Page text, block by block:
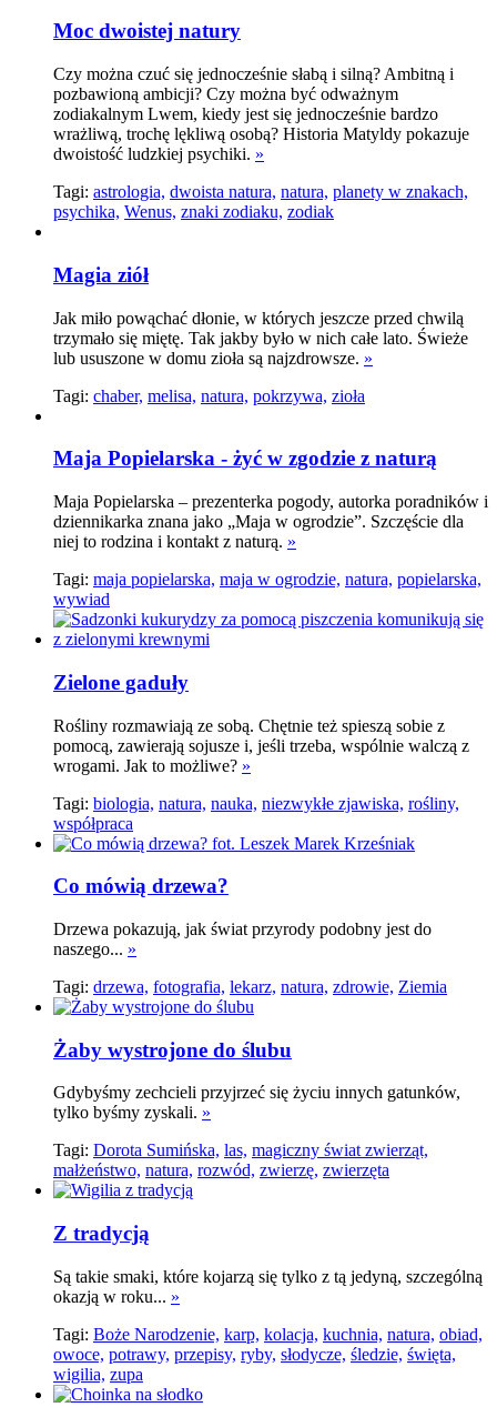
Moc dwoistej natury
Czy można czuć się jednocześnie słabą i silną? Ambitną i
pozbawioną ambicji? Czy można być odważnym
zodiakalnym Lwem, kiedy jest się jednocześnie bardzo
wrażliwą, trochę lękliwą osobą? Historia Matyldy pokazuje
dwoistość ludzkiej psychiki. »
Tagi: astrologia, dwoista natura, natura, planety w znakach,
psychika, Wenus, znaki zodiaku, zodiak
Magia ziół
Jak miło powąchać dłonie, w których jeszcze przed chwilą
trzymało się miętę. Tak jakby było w nich całe lato. Świeże
lub ususzone w domu zioła są najzdrowsze. »
Tagi: chaber, melisa, natura, pokrzywa, zioła
Maja Popielarska - żyć w zgodzie z naturą
Maja Popielarska – prezenterka pogody, autorka poradników i
dziennikarka znana jako „Maja w ogrodzie”. Szczęście dla
niej to rodzina i kontakt z naturą. »
Tagi: maja popielarska, maja w ogrodzie, natura, popielarska,
wywiad
Zielone gaduły
Rośliny rozmawiają ze sobą. Chętnie też spieszą sobie z
pomocą, zawierają sojusze i, jeśli trzeba, wspólnie walczą z
wrogami. Jak to możliwe? »
Tagi: biologia, natura, nauka, niezwykłe zjawiska, rośliny,
współpraca
Co mówią drzewa?
Drzewa pokazują, jak świat przyrody podobny jest do
naszego... »
Tagi: drzewa, fotografia, lekarz, natura, zdrowie, Ziemia
Żaby wystrojone do ślubu
Gdybyśmy zechcieli przyjrzeć się życiu innych gatunków,
tylko byśmy zyskali. »
Tagi: Dorota Sumińska, las, magiczny świat zwierząt,
małżeństwo, natura, rozwód, zwierzę, zwierzęta
Z tradycją
Są takie smaki, które kojarzą się tylko z tą jedyną, szczególną
okazją w roku... »
Tagi: Boże Narodzenie, karp, kolacja, kuchnia, natura, obiad,
owoce, potrawy, przepisy, ryby, słodycze, śledzie, święta,
wigilia, zupa